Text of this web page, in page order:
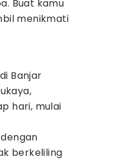
Buat kamu
menikmati
Banjar
hari, mulai
berkeliling